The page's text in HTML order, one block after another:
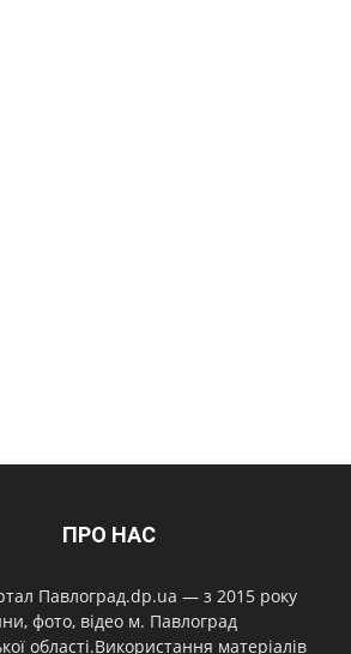
ПРО НАС
Павлоград.dp.ua — з 2015 року
фото, відео м. Павлоград
області.Використання матеріалів